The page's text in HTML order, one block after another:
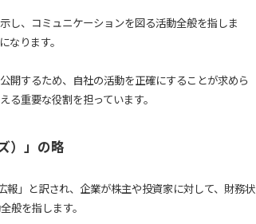
し、コミュニケーションを図る活動全般を指しま
ります。
開するため、自社の活動を正確にすることが求めら
重要な役割を担っています。
）」の略
」と訳され、企業が株主や投資家に対して、財務状
般を指します。